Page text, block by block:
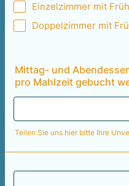
Einzelzimmer mit
Doppelzimmer mit
Mittag- und
pro Mahlzeit gebucht
Teilen Sie uns hier bitte Ihre